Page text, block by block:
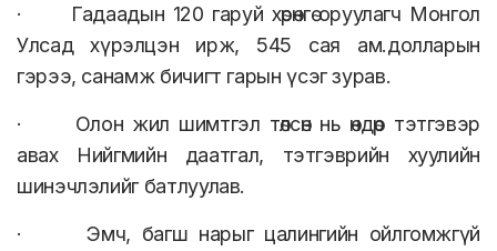
· Гадаадын 120 гаруй хөрөнгө оруулагч Монгол
Улсад хүрэлцэн ирж, 545 сая ам.долларын
гэрээ, санамж бичигт гарын үсэг зурав.
· Олон жил шимтгэл төлсөн нь өндөр тэтгэвэр
авах Нийгмийн даатгал, тэтгэврийн хуулийн
шинэчлэлийг батлуулав.
· Эмч, багш нарыг цалингийн ойлгомжгүй